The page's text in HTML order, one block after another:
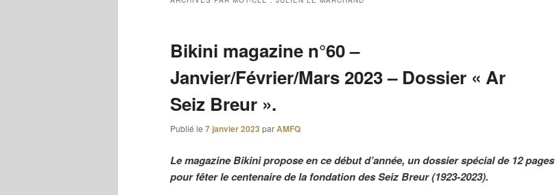
Bikini magazine n°60 –
Janvier/Février/Mars 2023 – Dossier « Ar
Seiz Breur ».
Publié le 7 janvier 2023 parAMFQ
Le magazine Bikini propose en ce début d’année, un dossier spécial de 12 pages
pour fêter le centenaire de la fondation des Seiz Breur (1923-2023).